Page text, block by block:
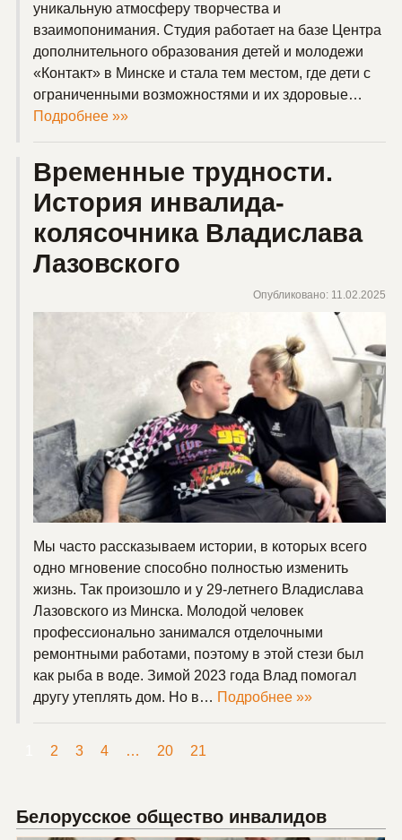
уникальную атмосферу творчества и
взаимопонимания. Студия работает на базе Центра
дополнительного образования детей и молодежи
«Контакт» в Минске и стала тем местом, где дети с
ограниченными возможностями и их здоровые…
Подробнее »»
Временные трудности.
История инвалида-
колясочника Владислава
Лазовского
Опубликовано: 11.02.2025
Мы часто рассказываем истории, в которых всего
одно мгновение способно полностью изменить
жизнь. Так произошло и у 29-летнего Владислава
Лазовского из Минска. Молодой человек
профессионально занимался отделочными
ремонтными работами, поэтому в этой стези был
как рыба в воде. Зимой 2023 года Влад помогал
другу утеплять дом. Но в… Подробнее »»
2 3 4 … 20 21
Белорусское общество инвалидов